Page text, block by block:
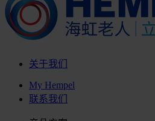
关于我们
My Hempel
联系我们